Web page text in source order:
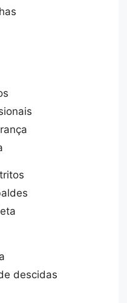
descidas